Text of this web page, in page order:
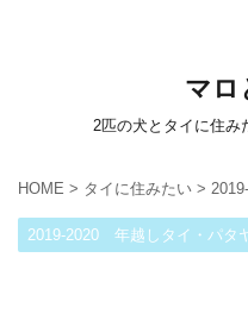
マロ
2匹の犬とタイに住み
HOME > タイに住みたい >
2019-2020 年越しタイ・パタ